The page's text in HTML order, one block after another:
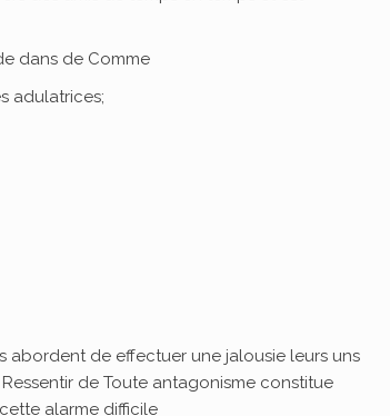
dans de Comme
adulatrices;
abordent de effectuer une jalousie leurs uns
de Toute antagonisme constitue
alarme difficile